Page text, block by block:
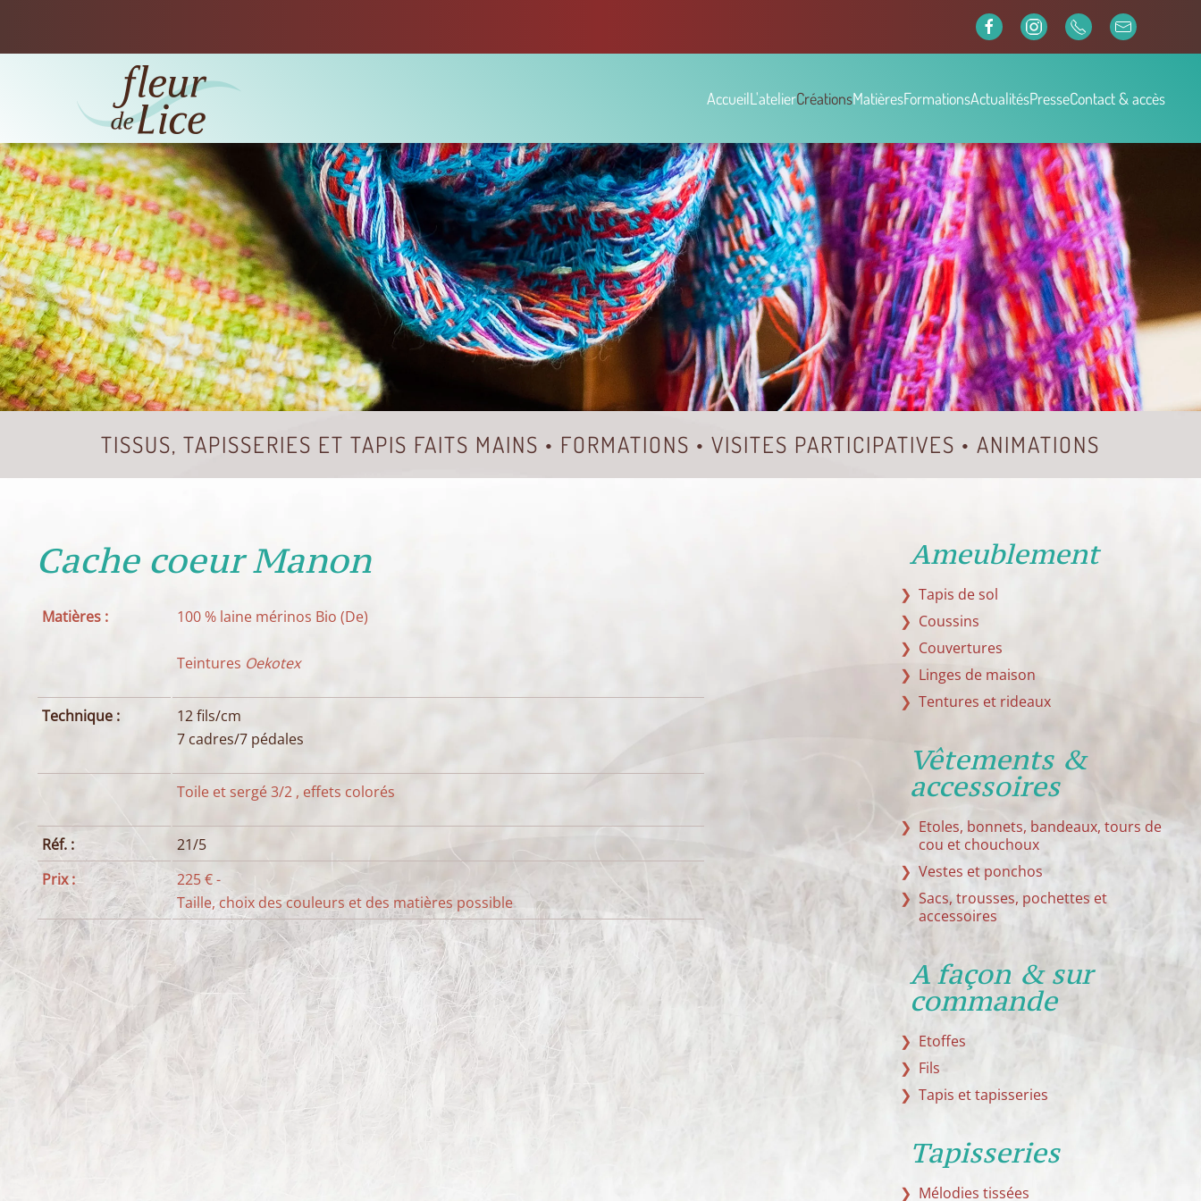
AccueilL'atelierCréationsMatièresFormationsActualitésPresseContact & accès
TISSUS, TAPISSERIES ET TAPIS FAITS MAINS • FORMATIONS • VISITES PARTICIPATIVES • ANIMATIONS
Cache coeur Manon
Matières : 100 % laine mérinos Bio (De)
Teintures Oekotex
Technique :
12 fils/cm
7 cadres/7 pédales
Toile et sergé 3/2 , effets colorés
Réf. :
21/5
Prix :
225 € -
Taille, choix des couleurs et des matières possible
Ameublement
Tapis de sol
Coussins
Couvertures
Linges de maison
Tentures et rideaux
Vêtements &
accessoires
Etoles, bonnets, bandeaux, tours de
cou et chouchoux
Vestes et ponchos
Sacs, trousses, pochettes et
accessoires
A façon & sur
commande
Etoffes
Fils
Tapis et tapisseries
Tapisseries
Mélodies tissées